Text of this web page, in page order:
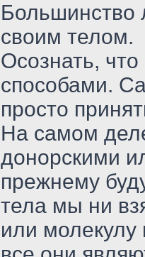
Большинство
своим телом.
Осознать,
способами.
просто
На самом
донорскими
прежнему
тела мы ни
или